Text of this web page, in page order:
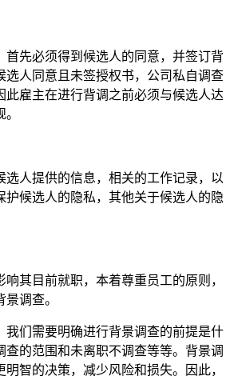
首先必须得到候选人的同意，并签订背
选人同意且未签授权书，公司私自调查
此雇主在进行背调之前必须与候选人达
选人提供的信息，相关的工作记录，以
护候选人的隐私，其他关于候选人的隐
其目前就职，本着尊重员工的原则，
调查。
我们需要明确进行背景调查的前提是什
查的范围和未离职不调查等等。背景调
智的决策，减少风险和损失。因此，